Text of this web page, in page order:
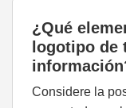
¿Qué
logotipo de
Considere la